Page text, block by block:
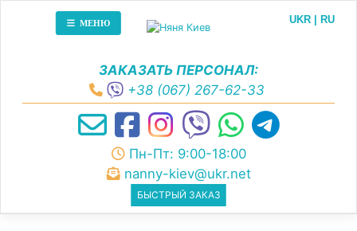
МЕНЮ UKR RU
ЗАКАЗАТЬ ПЕРСОНАЛ:
+38 (067) 267-62-33
Пн-Пт: 9:00-18:00
nanny-kiev@ukr.net
БЫСТРЫЙ ЗАКАЗ